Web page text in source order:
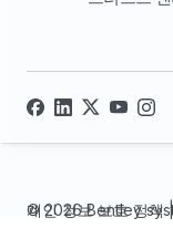
© 2026 Bentley
개인 정보 보호 정책